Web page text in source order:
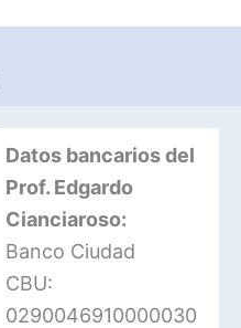
Datos bancarios del
Prof. Edgardo
Cianciaroso:
Banco Ciudad
CBU:
0290046910000030